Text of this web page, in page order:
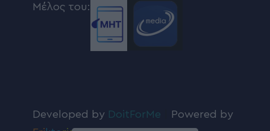
Μέλος του:
Developed by DoitForMe
Powered by